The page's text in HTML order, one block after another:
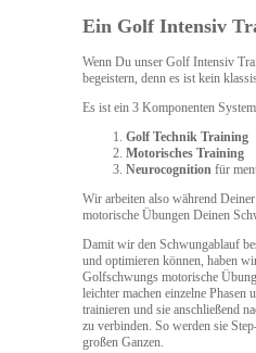
Ein Golf Intensiv
Wenn Du unser Golf Intensiv
begeistern, denn es ist kein
Es ist ein 3 Komponenten
Golf Technik Training
Motorisches Training
Neurocognition für
Wir arbeiten also während
motorische Übungen Deinen
Damit wir den Schwungablauf
und optimieren können, haben
Golfschwungs motorische
leichter machen einzelne Phasen
trainieren und sie anschließend
zu verbinden. So werden sie
großen Ganzen.